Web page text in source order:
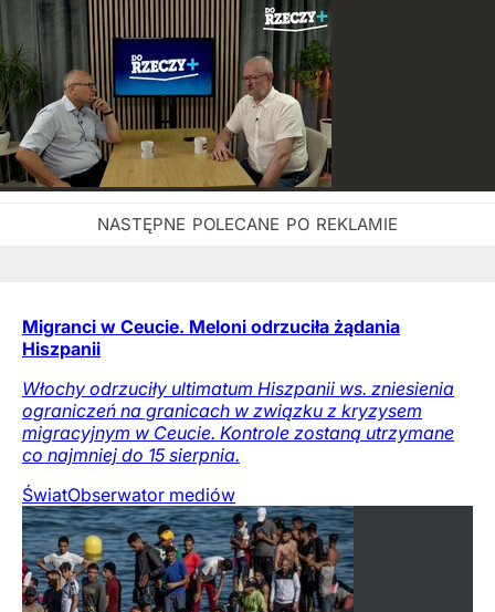
Migranci w Ceucie. Meloni odrzuciła żądania
Hiszpanii
Włochy odrzuciły ultimatum Hiszpanii ws. zniesienia
ograniczeń na granicach w związku z kryzysem
migracyjnym w Ceucie. Kontrole zostaną utrzymane
co najmniej do 15 sierpnia.
ŚwiatObserwator mediów